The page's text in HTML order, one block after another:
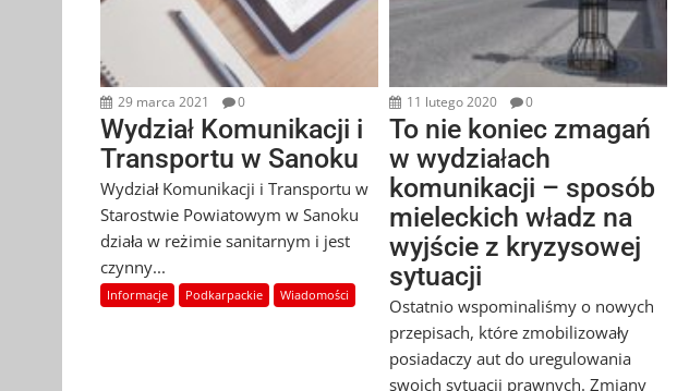
29 marca 2021 0
Wydział Komunikacji i
Transportu w Sanoku
Wydział Komunikacji i Transportu w
Starostwie Powiatowym w Sanoku
działa w reżimie sanitarnym i jest
czynny...
Informacje Podkarpackie Wiadomości
11 lutego 2020 0
To nie koniec zmagań
w wydziałach
komunikacji – sposób
mieleckich władz na
wyjście z kryzysowej
sytuacji
Ostatnio wspominaliśmy o nowych
przepisach, które zmobilizowały
posiadaczy aut do uregulowania
swoich sytuacji prawnych. Zmiany